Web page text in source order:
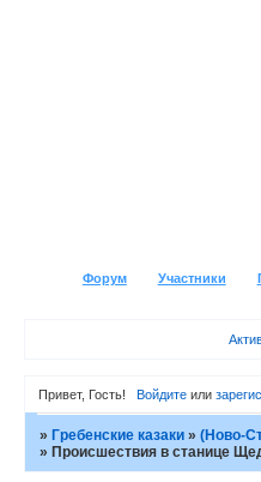
Форум Участники
Привет, Гость! Войдитеили
»Гребенские казаки »(Ново-
»Происшествия в станице